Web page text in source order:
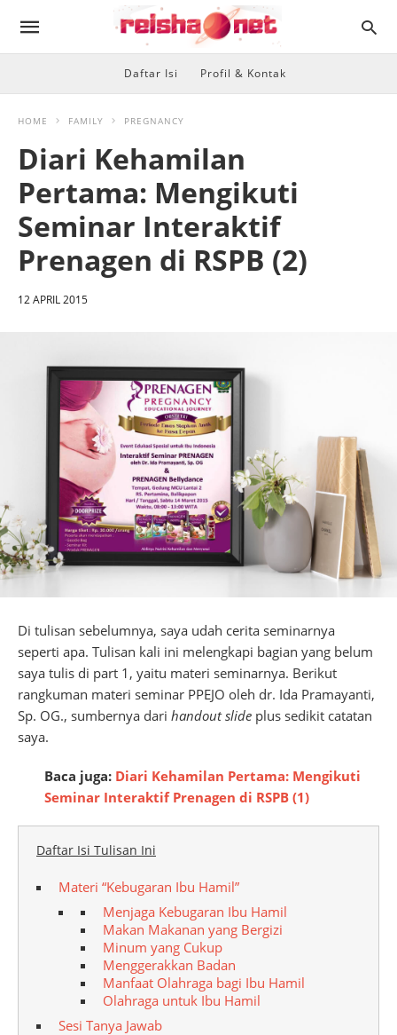
Daftar Isi Profil & Kontak
HOME FAMILY PREGNANCY
Diari Kehamilan
Pertama: Mengikuti
Seminar Interaktif
Prenagen di RSPB (2)
12 APRIL 2015
Di tulisan sebelumnya, saya udah cerita seminarnya
seperti apa. Tulisan kali ini melengkapi bagian yang belum
saya tulis di part 1, yaitu materi seminarnya. Berikut
rangkuman materi seminar PPEJO oleh dr. Ida Pramayanti,
Sp. OG., sumbernya dari handout slide plus sedikit catatan
saya.
Baca juga: Diari Kehamilan Pertama: Mengikuti
Seminar Interaktif Prenagen di RSPB (1)
Daftar Isi Tulisan Ini
Materi “Kebugaran Ibu Hamil”
Menjaga Kebugaran Ibu Hamil
Makan Makanan yang Bergizi
Minum yang Cukup
Menggerakkan Badan
Manfaat Olahraga bagi Ibu Hamil
Olahraga untuk Ibu Hamil
Sesi Tanya Jawab